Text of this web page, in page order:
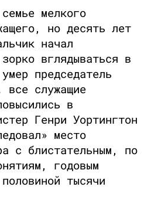
мелкого
но десять лет
начал
вглядываться в
председатель
все служащие
в
Генри Уортингтон
место
с блистательным, по
годовым
тысячи